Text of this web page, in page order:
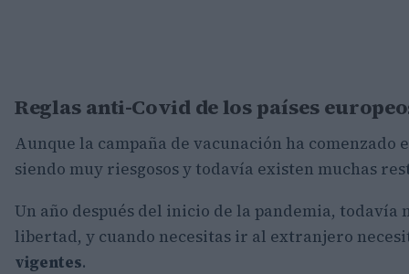
Reglas anti-Covid de los países
Aunque la campaña de vacunación ha
siendo muy riesgosos y todavía existen muchas
Un año después del inicio de la pandemia, todavía
libertad, y cuando necesitas ir al extranjero
vigentes.